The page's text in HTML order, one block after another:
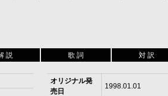
説 歌 詞 対 訳
オリジナル発
売日
1998.01.01